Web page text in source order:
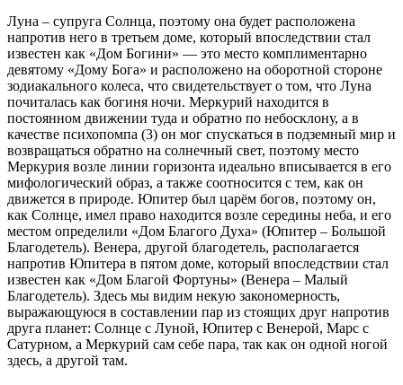
Луна – супруга Солнца, поэтому она будет расположена
напротив него в третьем доме, который впоследствии стал
известен как «Дом Богини» — это место комплиментарно
девятому «Дому Бога» и расположено на оборотной стороне
зодиакального колеса, что свидетельствует о том, что Луна
почиталась как богиня ночи. Меркурий находится в
постоянном движении туда и обратно по небосклону, а в
качестве психопомпа (3) он мог спускаться в подземный мир и
возвращаться обратно на солнечный свет, поэтому место
Меркурия возле линии горизонта идеально вписывается в его
мифологический образ, а также соотносится с тем, как он
движется в природе. Юпитер был царём богов, поэтому он,
как Солнце, имел право находится возле середины неба, и его
местом определили «Дом Благого Духа» (Юпитер – Большой
Благодетель). Венера, другой благодетель, располагается
напротив Юпитера в пятом доме, который впоследствии стал
известен как «Дом Благой Фортуны» (Венера – Малый
Благодетель). Здесь мы видим некую закономерность,
выражающуюся в составлении пар из стоящих друг напротив
друга планет: Солнце с Луной, Юпитер с Венерой, Марс с
Сатурном, а Меркурий сам себе пара, так как он одной ногой
здесь, а другой там.